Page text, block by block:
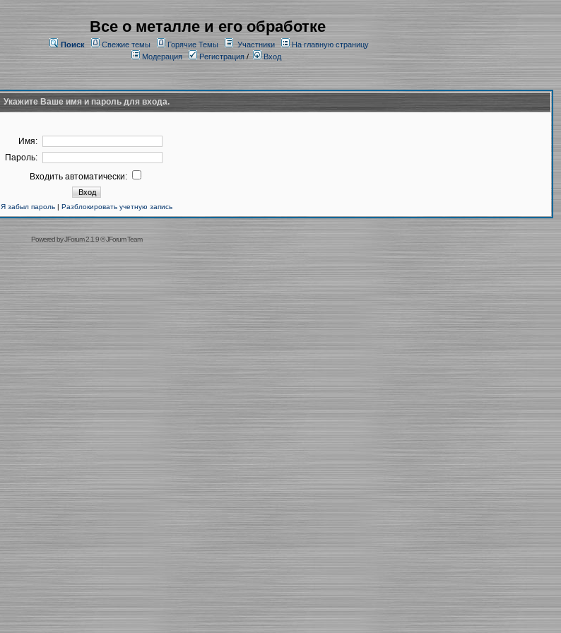
Все о металле и его обработке
Поиск Свежие темы Горячие Темы Участники
На главную страницу
Модерация
Регистрация/ Вход
Укажите Ваше имя и пароль для входа.
Имя:
Пароль:
Входить автоматически:
Я забыл пароль| Разблокировать учетную запись
Powered byJForum 2.1.9©JForum Team